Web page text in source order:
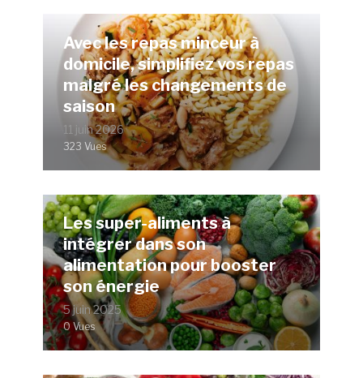
Avec les repas minceur à
domicile, simplifiez vos repas
malgré les changements de
saison
11 juin 2026
323 Vues
Les super-aliments à
intégrer dans son
alimentation pour booster
son énergie
5 juin 2025
0 Vues